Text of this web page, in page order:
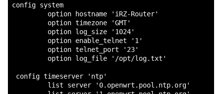
config system
         option hostname 'iRZ-Router'
         option timezone 'GMT'
         option log_size '1024'
         option enable_telnet '1'
         option telnet_port '23'
         option log_file '/opt/log.txt'
config timeserver 'ntp'
         list server '0.openwrt.pool.ntp.org'